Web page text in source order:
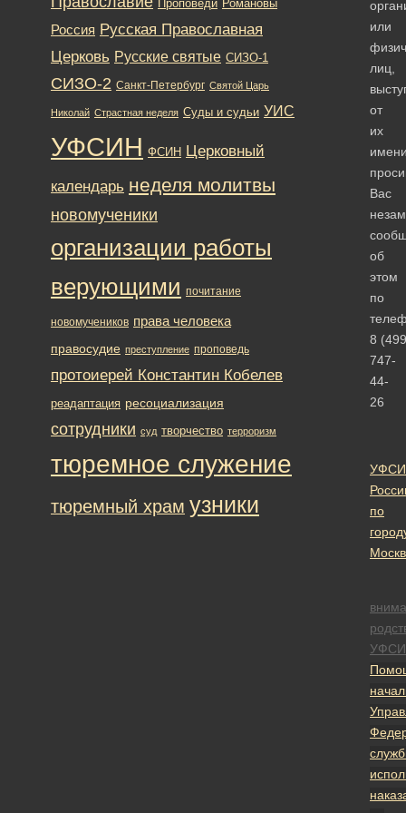
или
лиц,
от
их
Вас
об
этом
по
8
747-
44-
26
по
Проповеди Романовы
Россия Русская Православная
Церковь Русские святые СИЗО-1
СИЗО-2 Санкт-Петербург Святой Царь
Николай Страстная неделя Суды и судьи УИС
УФСИН ФСИН Церковный
календарь неделя молитвы
новомученики
организации работы
верующими почитание
новомучеников права человека
правосудие преступление проповедь
протоиерей Константин Кобелев
реадаптация ресоциализация
сотрудники суд творчество терроризм
тюремное служение
тюремный храм узники